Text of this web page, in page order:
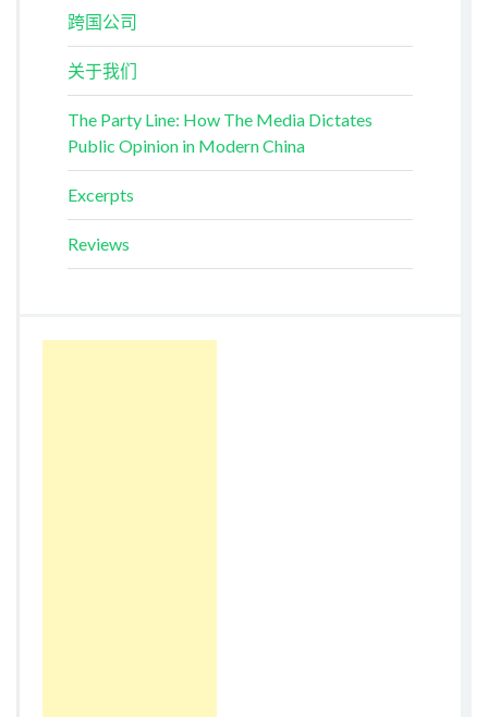
跨国公司
关于我们
The Party Line: How The Media Dictates
Public Opinion in Modern China
Excerpts
Reviews